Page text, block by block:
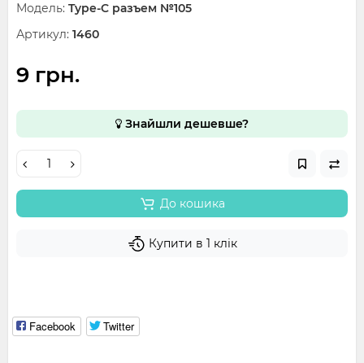
Модель: Type-C разъем №105
Артикул: 1460
9 грн.
Знайшли дешевше?
До кошика
Купити в 1 клік
Facebook Twitter